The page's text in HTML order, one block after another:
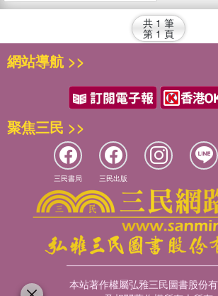
共 1 筆
第 1 頁
網站導航 >>
聚焦三民 >>
三民書局 三民出版
本站著作權屬弘雅三民圖書股份